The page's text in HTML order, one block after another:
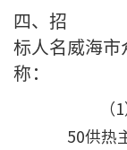
四、招
标人名
称：
威海市
50供热